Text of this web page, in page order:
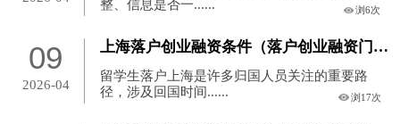
整、信息是否一......
浏6次
09
2026-04
上海落户创业融资条件（落户创业融资门槛）
留学生落户上海是许多归国人员关注的重要路
径，涉及回国时间......
浏17次